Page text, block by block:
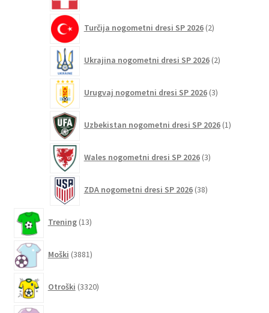
Turčija nogometni dresi SP 2026 2izdelka
Ukrajina nogometni dresi SP 2026 2izdelka
Urugvaj nogometni dresi SP 2026 3izdelki
Uzbekistan nogometni dresi SP 2026 1izdelek
Wales nogometni dresi SP 2026 3izdelki
ZDA nogometni dresi SP 2026 38izdelkov
Trening 13izdelkov
Moški 3881izdelkov
Otroški 3320izdelkov